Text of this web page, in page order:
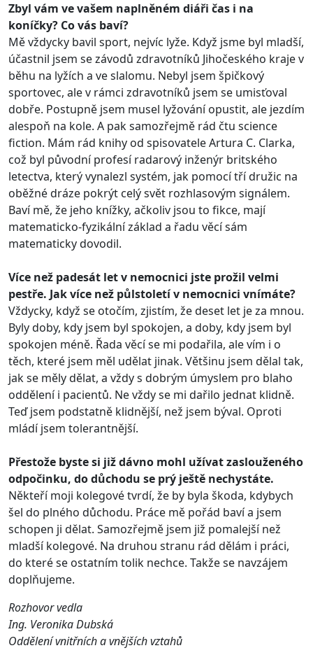
Zbyl vám ve vašem naplněném diáři čas i na
koníčky? Co vás baví?
Mě vždycky bavil sport, nejvíc lyže. Když jsme byl mladší,
účastnil jsem se závodů zdravotníků Jihočeského kraje v
běhu na lyžích a ve slalomu. Nebyl jsem špičkový
sportovec, ale v rámci zdravotníků jsem se umisťoval
dobře. Postupně jsem musel lyžování opustit, ale jezdím
alespoň na kole. A pak samozřejmě rád čtu science
fiction. Mám rád knihy od spisovatele Artura C. Clarka,
což byl původní profesí radarový inženýr britského
letectva, který vynalezl systém, jak pomocí tří družic na
oběžné dráze pokrýt celý svět rozhlasovým signálem.
Baví mě, že jeho knížky, ačkoliv jsou to fikce, mají
matematicko-fyzikální základ a řadu věcí sám
matematicky dovodil.
Více než padesát let v nemocnici jste prožil velmi
pestře. Jak více než půlstoletí v nemocnici vnímáte?
Vždycky, když se otočím, zjistím, že deset let je za mnou.
Byly doby, kdy jsem byl spokojen, a doby, kdy jsem byl
spokojen méně. Řada věcí se mi podařila, ale vím i o
těch, které jsem měl udělat jinak. Většinu jsem dělal tak,
jak se měly dělat, a vždy s dobrým úmyslem pro blaho
oddělení i pacientů. Ne vždy se mi dařilo jednat klidně.
Teď jsem podstatně klidnější, než jsem býval. Oproti
mládí jsem tolerantnější.
Přestože byste si již dávno mohl užívat zaslouženého
odpočinku, do důchodu se prý ještě nechystáte.
Někteří moji kolegové tvrdí, že by byla škoda, kdybych
šel do plného důchodu. Práce mě pořád baví a jsem
schopen ji dělat. Samozřejmě jsem již pomalejší než
mladší kolegové. Na druhou stranu rád dělám i práci,
do které se ostatním tolik nechce. Takže se navzájem
doplňujeme.
Rozhovor vedla
Ing. Veronika Dubská
Oddělení vnitřních a vnějších vztahů